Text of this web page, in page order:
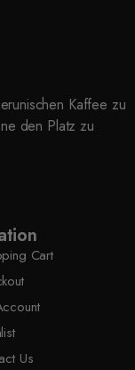
Kaffee zu
den Platz zu
Cart
Us